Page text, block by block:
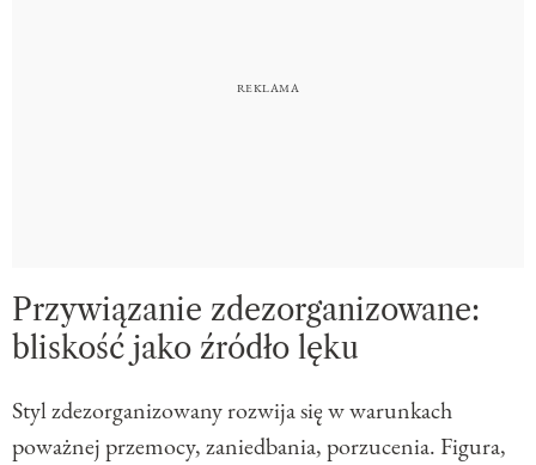
Przywiązanie zdezorganizowane:
bliskość jako źródło lęku
Styl zdezorganizowany rozwija się w warunkach
poważnej przemocy, zaniedbania, porzucenia. Figura,